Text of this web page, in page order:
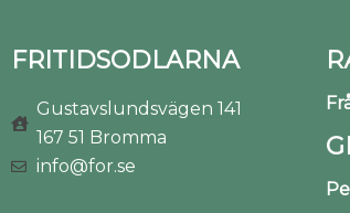
FRITIDSODLARNA
Gustavslundsvägen 141
167 51 Bromma
info@for.se